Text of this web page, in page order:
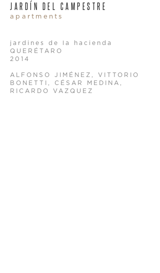
JARDÍN DEL CAMPESTRE
apartments
jardines de la hacienda
QUERÉTARO
2014
ALFONSO JIMÉNEZ, VITTORIO
BONETTI, CÉSAR MEDINA,
RICARDO VAZQUEZ